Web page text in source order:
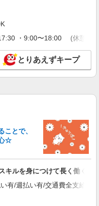
験不問
円 ＜日払い有/週払い有/交
代含む)＞
・9:00〜18:00 (休憩1h
とりあえずキープ
とで、
☆
ルを身につけて長く働く♪
有/週払い有/交通費全支給(ガ